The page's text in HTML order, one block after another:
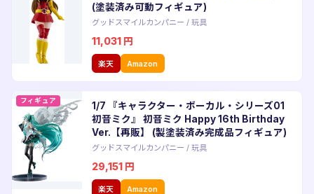
(塗装済み可動フィギュア)
グッドスマイルカンパニー / 玩具
11,031 円
楽天 Amazon
フィギュア
1/7 『キャラクター・ボーカル・シリーズ01
初音ミク』 初音ミク Happy 16th Birthday
Ver.【再販】 (製塗装済み完成品フィギュア)
グッドスマイルカンパニー / 玩具
29,151 円
楽天 Amazon